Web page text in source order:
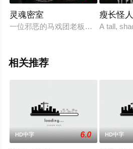
灵魂密室
一位邪恶的马戏团老板在几位高中生
瘦长怪人
A tall,
相关推荐
HD中字 6.0 HD中字